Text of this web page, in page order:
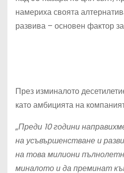
намериха своята
развива – основен фактор
През изминалото
като амбицията на
„Преди 10 години
на усъвършенстване и
на това милиони
миналото и да преминат